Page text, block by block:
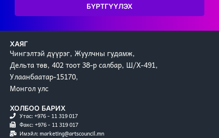
БҮРТГҮҮЛЭХ
ХАЯГ
Чингэлтэй дүүрэг, Жуулчны гудамж,
Дельта төв, 402 тоот 38-р салбар, Ш/Х-491,
Улаанбаатар-15170,
Монгол улс
ХОЛБОО БАРИХ
Утас: +976 - 11 319 017
Факс: +976 - 11 319 017
Имэйл: marketing@artscouncil.mn